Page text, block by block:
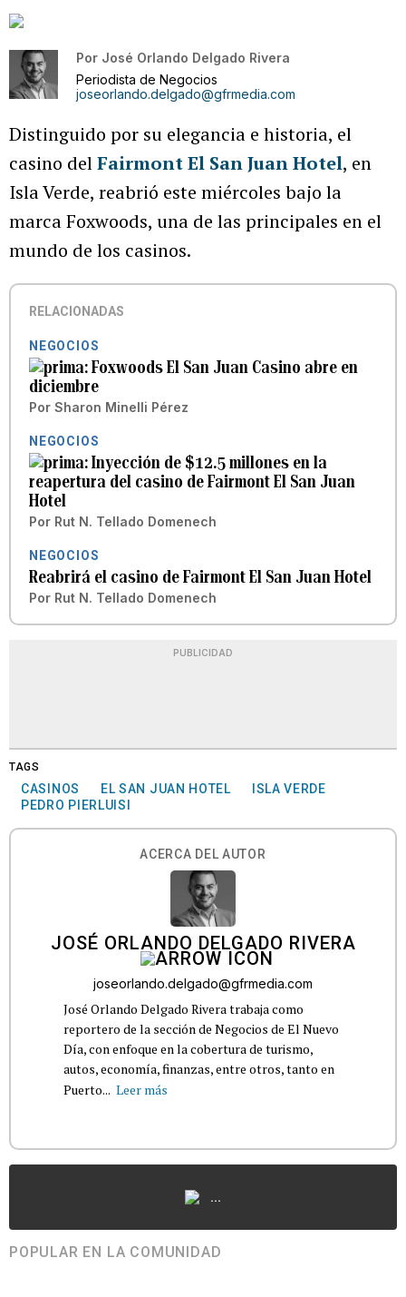
Por José Orlando Delgado Rivera
Periodista de Negocios
joseorlando.delgado@gfrmedia.com
Distinguido por su elegancia e historia, el
casino delFairmont El San Juan Hotel, en
Isla Verde, reabrió este miércoles bajo la
marca Foxwoods, una de las principales en el
mundo de los casinos.
RELACIONADAS
NEGOCIOS
Foxwoods El San Juan Casino abre en
diciembre
Por Sharon Minelli Pérez
NEGOCIOS
Inyección de $12.5 millones en la
reapertura del casino de Fairmont El San Juan
Hotel
Por Rut N. Tellado Domenech
NEGOCIOS
Reabrirá el casino de Fairmont El San Juan Hotel
Por Rut N. Tellado Domenech
PUBLICIDAD
TAGS
CASINOS EL SAN JUAN HOTEL
ISLA VERDE
PEDRO PIERLUISI
ACERCA DEL AUTOR
JOSÉ ORLANDO DELGADO RIVERA
joseorlando.delgado@gfrmedia.com
José Orlando Delgado Rivera trabaja como
reportero de la sección de Negocios de El Nuevo
Día, con enfoque en la cobertura de turismo,
autos, economía, finanzas, entre otros, tanto en
Puerto... Leer más
...
POPULAR EN LA COMUNIDAD